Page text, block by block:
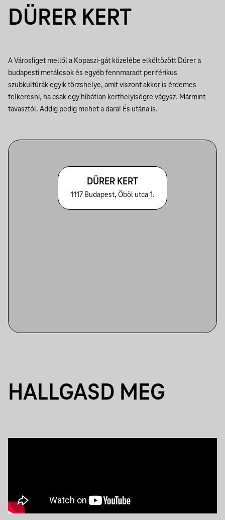
DÜRER KERT
A Városliget mellől a Kopaszi-gát közelébe elköltözött Dürer a
budapesti metálosok és egyéb fennmaradt periférikus
szubkultúrák egyik törzshelye, amit viszont akkor is érdemes
felkeresni, ha csak egy hibátlan kerthelyiségre vágysz. Mármint
tavasztól. Addig pedig mehet a dara! És utána is.
DÜRER KERT
1117 Budapest, Öböl utca 1.
HALLGASD MEG